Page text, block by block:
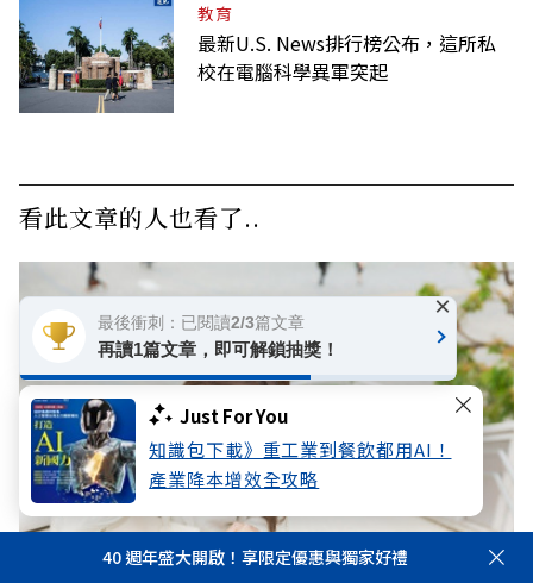
Just For You
知識包下載》重工業到餐飲都用AI！
產業降本增效全攻略
教育
最新U.S. News排行榜公布，這所私
校在電腦科學異軍突起
看此文章的人也看了..
40 週年盛大開啟！享限定優惠與獨家好禮
最後衝刺：已閱讀2/3篇文章
再讀1篇文章，即可解鎖抽獎！
×